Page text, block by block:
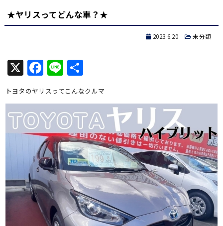
★ヤリスってどんな車？★
2023.6.20 未分類
X Facebook
Line共
有
トヨタのヤリスってこんなクルマ